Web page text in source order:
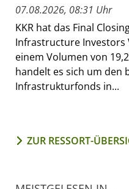
07.08.2026, 08:31 Uhr
KKR hat das Final
Infrastructure Investors
einem Volumen von
handelt es sich um den
Infrastrukturfonds in...
ZUR RESSORT-